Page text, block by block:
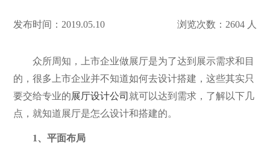
发布时间：2019.05.10 浏览次数：2604 人
众所周知，上市企业做展厅是为了达到展示需求和目
的，很多上市企业并不知道如何去设计搭建，这些其实只
要交给专业的展厅设计公司就可以达到需求，了解以下几
点，就知道展厅是怎么设计和搭建的。
1、平面布局